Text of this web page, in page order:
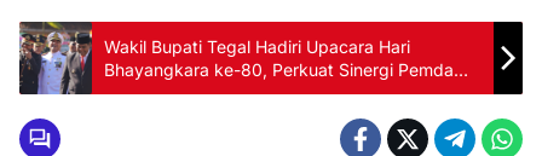
Wakil Bupati Tegal Hadiri Upacara Hari
Bhayangkara ke-80, Perkuat Sinergi Pemda
dan Polri